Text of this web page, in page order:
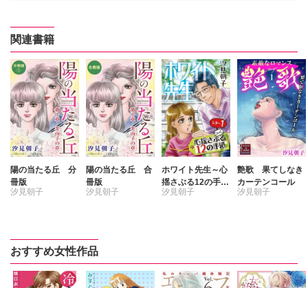
関連書籍
陽の当たる丘 分
冊版
汐見朝子
陽の当たる丘 合
冊版
汐見朝子
ホワイト先生～心
揺さぶる12の手紙
～ レター
汐見朝子
艶歌 果てしなき
カーテンコール
汐見朝子
おすすめ女性作品